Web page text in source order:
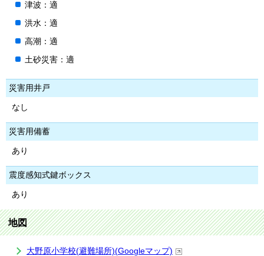
津波：適
洪水：適
高潮：適
土砂災害：適
災害用井戸
なし
災害用備蓄
あり
震度感知式鍵ボックス
あり
地図
大野原小学校(避難場所)(Googleマップ)